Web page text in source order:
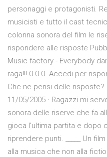
personaggi e protagonisti.
musicisti e tutto il cast
colonna sonora del film le
rispondere alle risposte
Music factory - Everybody
raga!!! 0 0 0. Accedi per
Che ne pensi delle
11/05/2005 · Ragazzi mi
sonora delle riserve che fa
gioca l'ultima partita e dopo
riprendere punti. _____ Un
alla musica che non alla